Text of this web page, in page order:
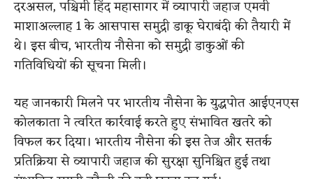
दरअसल, पश्चिमी हिंद महासागर में व्यापारी जहाज एमवी
माशाअल्लाह 1 के आसपास समुद्री डाकू घेराबंदी की तैयारी में
थे। इस बीच, भारतीय नौसेना को समुद्री डाकुओं की
गतिविधियों की सूचना मिली।
यह जानकारी मिलने पर भारतीय नौसेना के युद्धपोत आईएनएस
कोलकाता ने त्वरित कार्रवाई करते हुए संभावित खतरे को
विफल कर दिया। भारतीय नौसेना की इस तेज और सतर्क
प्रतिक्रिया से व्यापारी जहाज की सुरक्षा सुनिश्चित हुई तथा